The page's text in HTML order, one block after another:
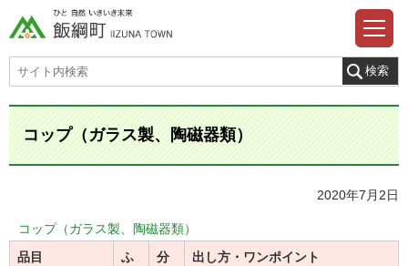
コップ（ガラス製、陶磁器類）
2020年7月2日
コップ（ガラス製、陶磁器類）
品目
ふ
分
出し方・ワンポイント